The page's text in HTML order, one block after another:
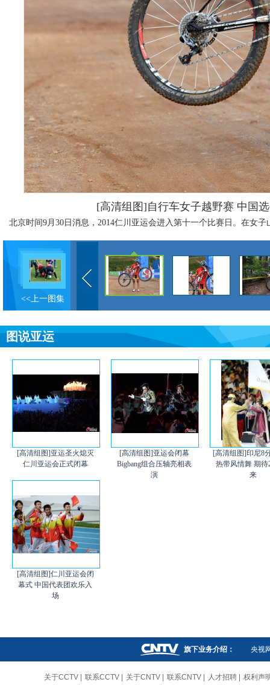
[高清组图]自行车女子越野赛 中国
北京时间9月30日消息，2014仁川亚运会进入第十一个比赛日。在女
<<上一图集
图说亚运
[高清组图]亚运圣火熄灭
仁川亚运会正式闭幕
[高清组图]亚运会闭幕
Bigbang组合压轴亮相表
演
[高清组图]印尼8
热带风情舞 期待
来
[高清组图]仁川亚运会闭
幕式 中国代表团欢乐入
场
旗下业务介绍： 央视
关于CCTV 联系CCTV 关于CNTV 联系CNTV 人才招聘 权利声